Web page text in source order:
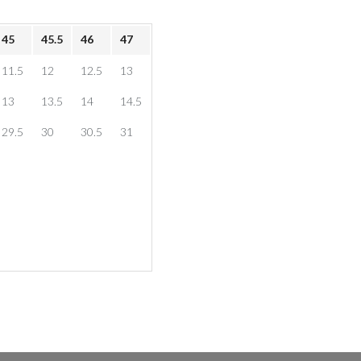
45 45.5 46 47
11.5 12 12.5 13
13 13.5 14 14.5
29.5 30 30.5 31